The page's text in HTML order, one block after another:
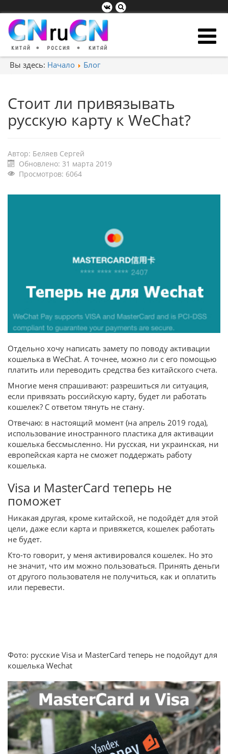
Вы здесь: Начало Блог
Стоит ли привязывать
русскую карту к WeChat?
Автор: Беляев Сергей
Обновлено: 31 марта 2019
Просмотров: 6064
Отдельно хочу написать замету по поводу активации
кошелька в WeChat. А точнее, можно ли с его помощью
платить или переводить средства без китайского счета.
Многие меня спрашивают: разрешиться ли ситуация,
если привязать российскую карту, будет ли работать
кошелек? С ответом тянуть не стану.
Отвечаю: в настоящий момент (на апрель 2019 года),
использование иностранного пластика для активации
кошелька бессмысленно. Ни русская, ни украинская, ни
европейская карта не сможет поддержать работу
кошелька.
Visa и MasterCard теперь не
поможет
Никакая другая, кроме китайской, не подойдёт для этой
цели, даже если карта и привяжется, кошелек работать
не будет.
Кто-то говорит, у меня активировался кошелек. Но это
не значит, что им можно пользоваться. Принять деньги
от другого пользователя не получиться, как и оплатить
или перевести.
Фото: русские Visa и MasterCard теперь не подойдут для
кошелька Wechat